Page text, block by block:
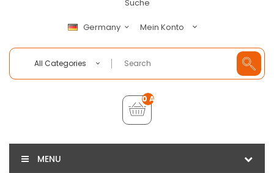
Suche
Germany Mein Konto
All Categories
0 Artikel - €0,00
MENU